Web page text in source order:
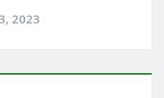
2023